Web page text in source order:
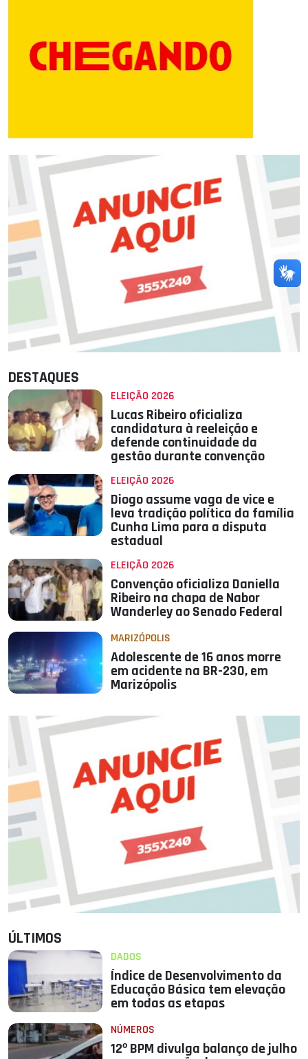
DESTAQUES
ELEIÇÃO 2026
Lucas Ribeiro oficializa
candidatura à reeleição e
defende continuidade da
gestão durante convenção
ELEIÇÃO 2026
Diogo assume vaga de vice e
leva tradição política da família
Cunha Lima para a disputa
estadual
ELEIÇÃO 2026
Convenção oficializa Daniella
Ribeiro na chapa de Nabor
Wanderley ao Senado Federal
MARIZÓPOLIS
Adolescente de 16 anos morre
em acidente na BR-230, em
Marizópolis
ÚLTIMOS
DADOS
Índice de Desenvolvimento da
Educação Básica tem elevação
em todas as etapas
NÚMEROS
12º BPM divulga balanço de julho